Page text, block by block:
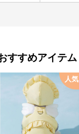
すすめアイテム
人気